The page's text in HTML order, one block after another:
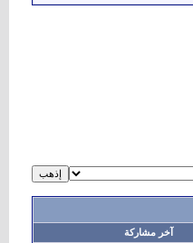
آخر مشاركة